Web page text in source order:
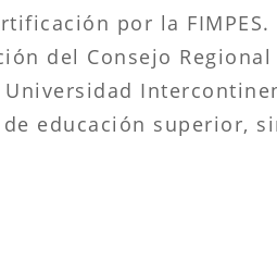
por la FIMPES.
del Consejo
educación superior,